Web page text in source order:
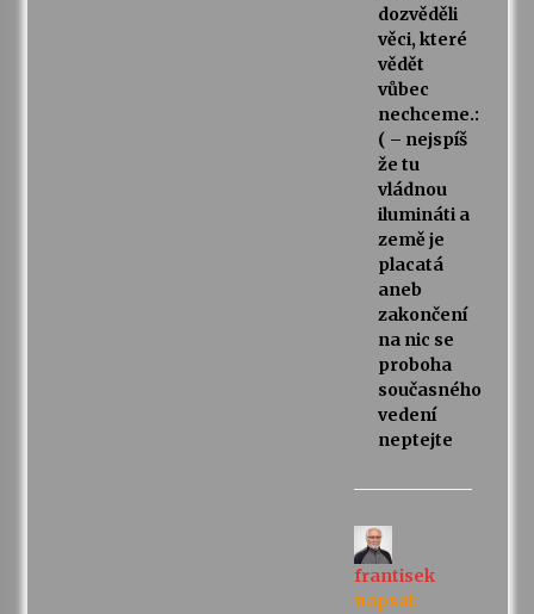
dozvěděli
věci, které
vědět
vůbec
nechceme.:
( – nejspíš
že tu
vládnou
ilumináti a
země je
placatá
aneb
zakončení
na nic se
proboha
současného
vedení
neptejte
frantisek
napsal: